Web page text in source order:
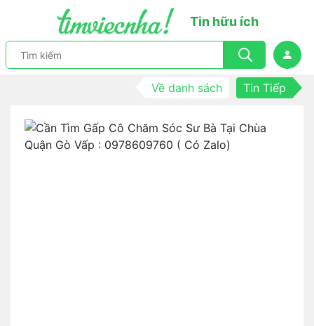
Tin hữu ích
Về danh sách Tin Tiếp